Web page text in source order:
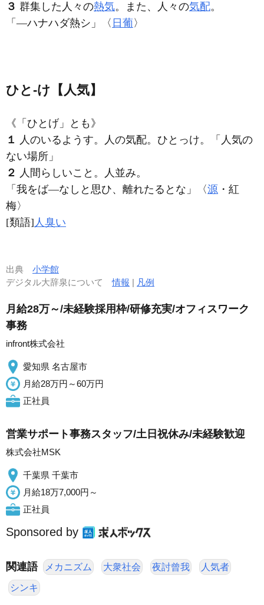
３ 群集した人々の熱気。また、人々の気配。
「―ハナハダ熱シ」〈 日葡〉
ひと‐け【人気】
《「ひとげ」とも》
１ 人のいるようす。人の気配。ひとっけ。「 人気の
ない場所」
２ 人間らしいこと。人並み。
「我をば―なしと思ひ、離れたるとな」〈源 ・紅
梅〉
[類語] 人臭い
出典 小学館
デジタル大辞泉について情報 | 凡例
月給28万～/未経験採用枠/研修充実/オフィスワーク
事務
infront株式会社
愛知県 名古屋市
月給28万円～60万円
正社員
営業サポート事務スタッフ/土日祝休み/未経験歓迎
株式会社MSK
千葉県 千葉市
月給18万7,000円～
正社員
Sponsored by
関連語 メカニズム 大衆社会 夜討曾我 人気者
シンキ